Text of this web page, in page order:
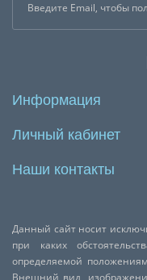
Информация
Личный кабинет
Наши контакты
Данный сайт носит
при каких
определяемой
Внешний вид,